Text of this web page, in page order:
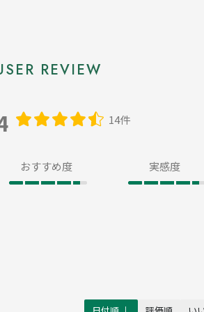
14件
おすすめ度 実感度